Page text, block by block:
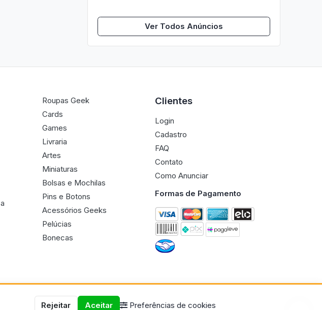
Ver Todos Anúncios
Rejeitar Aceitar Preferências de cookies
Roupas Geek
Cards
Games
Livraria
Artes
Miniaturas
Bolsas e Mochilas
Pins e Botons
Acessórios Geeks
Pelúcias
Bonecas
Clientes
Login
Cadastro
FAQ
Contato
Como Anunciar
Formas de Pagamento